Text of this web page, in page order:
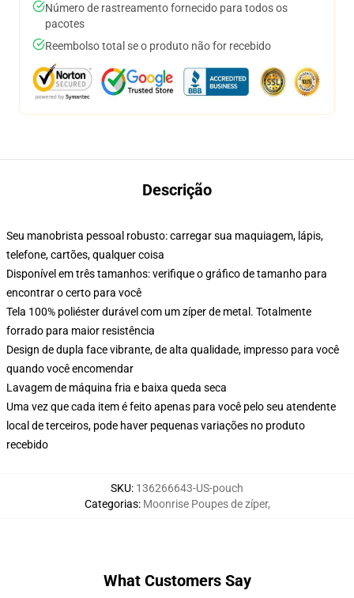
Número de rastreamento fornecido para todos os
pacotes
Reembolso total se o produto não for recebido
Descrição
Seu manobrista pessoal robusto: carregar sua maquiagem, lápis,
telefone, cartões, qualquer coisa
Disponível em três tamanhos: verifique o gráfico de tamanho para
encontrar o certo para você
Tela 100% poliéster durável com um zíper de metal. Totalmente
forrado para maior resistência
Design de dupla face vibrante, de alta qualidade, impresso para você
quando você encomendar
Lavagem de máquina fria e baixa queda seca
Uma vez que cada item é feito apenas para você pelo seu atendente
local de terceiros, pode haver pequenas variações no produto
recebido
SKU: 136266643-US-pouch
Categorias: Moonrise Poupes de zíper,
What Customers Say